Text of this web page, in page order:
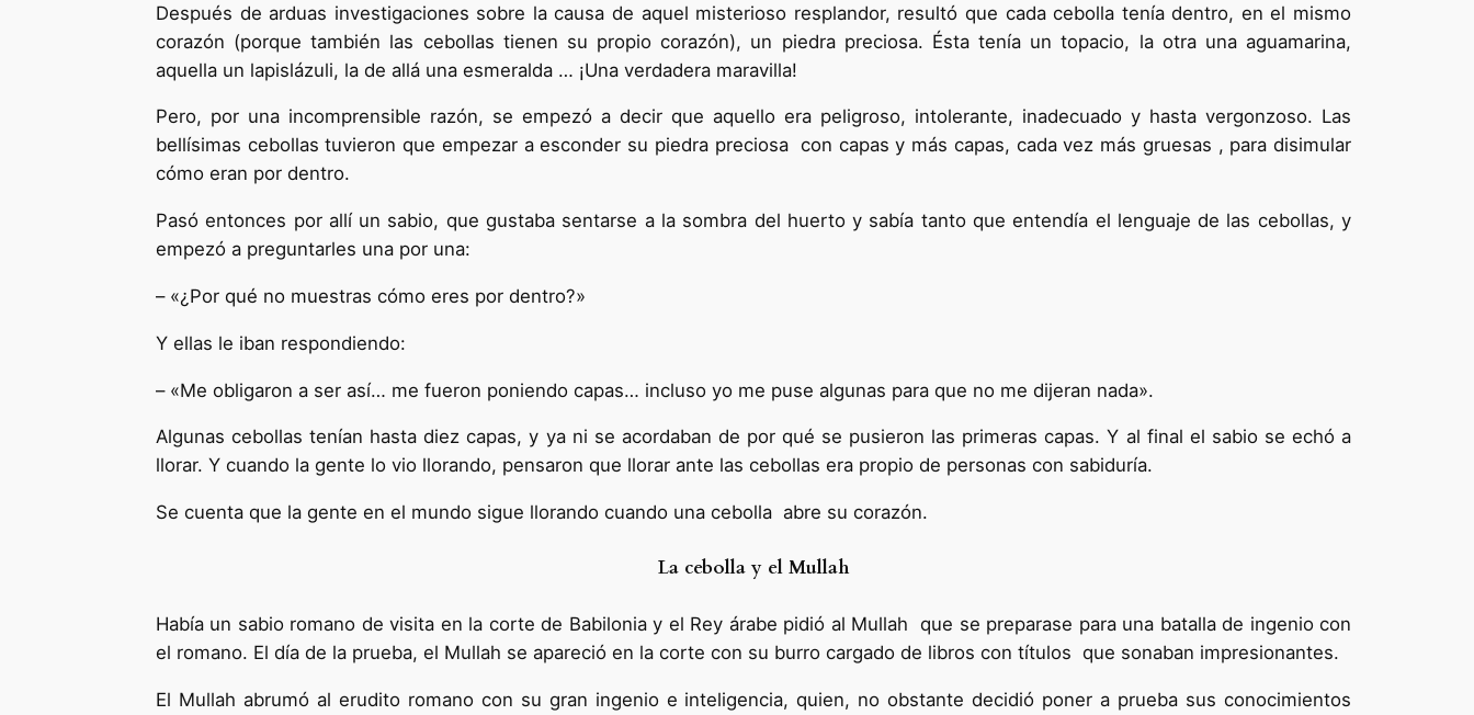
Después de arduas investigaciones sobre la causa de aquel misterioso resplandor, resultó que cada cebolla tenía dentro, en el mismo
corazón (porque también las cebollas tienen su propio corazón), un piedra preciosa. Ésta tenía un topacio, la otra una aguamarina,
aquella un lapislázuli, la de allá una esmeralda … ¡Una verdadera maravilla!
Pero, por una incomprensible razón, se empezó a decir que aquello era peligroso, intolerante, inadecuado y hasta vergonzoso. Las
bellísimas cebollas tuvieron que empezar a esconder su piedra preciosa con capas y más capas, cada vez más gruesas , para disimular
cómo eran por dentro.
Pasó entonces por allí un sabio, que gustaba sentarse a la sombra del huerto y sabía tanto que entendía el lenguaje de las cebollas, y
empezó a preguntarles una por una:
– «¿Por qué no muestras cómo eres por dentro?»
Y ellas le iban respondiendo:
– «Me obligaron a ser así… me fueron poniendo capas… incluso yo me puse algunas para que no me dijeran nada».
Algunas cebollas tenían hasta diez capas, y ya ni se acordaban de por qué se pusieron las primeras capas. Y al final el sabio se echó a
llorar. Y cuando la gente lo vio llorando, pensaron que llorar ante las cebollas era propio de personas con sabiduría.
Se cuenta que la gente en el mundo sigue llorando cuando una cebolla abre su corazón.
La cebolla y el Mullah
Había un sabio romano de visita en la corte de Babilonia y el Rey árabe pidió al Mullah que se preparase para una batalla de ingenio con
el romano. El día de la prueba, el Mullah se apareció en la corte con su burro cargado de libros con títulos que sonaban impresionantes.
El Mullah abrumó al erudito romano con su gran ingenio e inteligencia, quien, no obstante decidió poner a prueba sus conocimientos